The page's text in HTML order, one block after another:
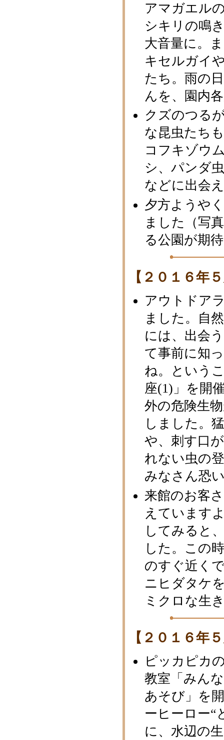
アマガエル
シキリの鳴
大音量に。
キセルガイ
たち。雨の
んを、園内
クズのつる
な昆虫たち
コフキゾウ
シ、パンダ
などに出会
夕方ようや
ました（写
る公園が期
【２０１６年
アウトドア
ました。自
には、出会
て事前に知
ね。という
座(1)」を開
外の危険生
しました。
や、刺す口
れない虫の
みなさん恐
来館のお客
えています
してみると
した。この
のすぐ近く
ニヒダタケ
ミクロな生
【２０１６年
ピッカピカ
教室「みん
あそび」を
ーヒーロー“
に、水辺の